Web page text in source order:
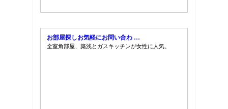
お部屋探しお気軽にお問い合わ …
全室角部屋、築浅とガスキッチンが女性に人気。